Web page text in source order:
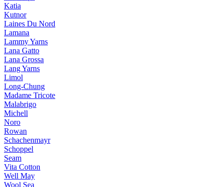
Katia
Kutnor
Laines Du Nord
Lamana
Lammy Yarns
Lana Gatto
Lana Grossa
Lang Yarns
Limol
Long-Chung
Madame Tricote
Malabrigo
Michell
Noro
Rowan
Schachenmayr
Schoppel
Seam
Vita Cotton
Well May
Wool Sea